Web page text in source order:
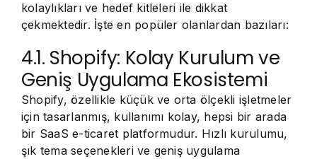
kolaylıkları ve hedef kitleleri ile dikkat
çekmektedir. İşte en popüler olanlardan bazıları:
4.1. Shopify: Kolay Kurulum ve
Geniş Uygulama Ekosistemi
Shopify, özellikle küçük ve orta ölçekli işletmeler
için tasarlanmış, kullanımı kolay, hepsi bir arada
bir SaaS e-ticaret platformudur. Hızlı kurulumu,
şık tema seçenekleri ve geniş uygulama